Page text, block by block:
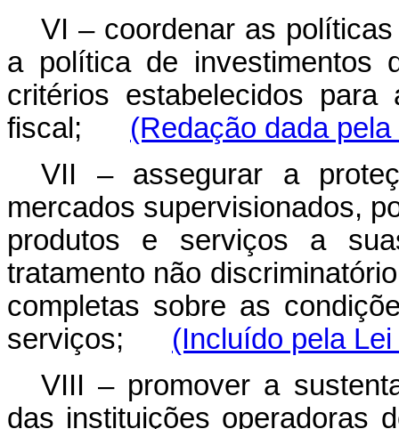
VI – coordenar as
a política de investimentos
critérios estabelecidos
fiscal; (Redação dada
VII – assegurar a
mercados supervisionados,
produtos e serviços a
tratamento não
completas sobre as
serviços; (Incluído pela
VIII – promover a
das instituições